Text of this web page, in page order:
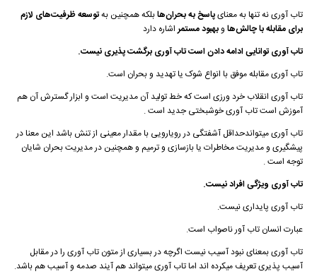
تاب آوری نه تنها به معنایپاسخ به بحران‌هابلکه همچنین بهتوسعه ظرفیت‌های لازم
برای مقابله با چالش‌ها وبهبود مستمراشاره دارد
تاب آوری توانایی ادامه دادن است تاب آوری برگشت پذیری نیست.
تاب آوری مقابله موفق با انواع شوک یا تهدید و بحران است.
تاب آوری انقلاب خرد ورزی است که خط تولید آن مدیریت است و ابزار گسترش آن هم
آموزش است تاب آوری خوشبختی جدید است .
تاب آوری میتواندحداقل آشفتگی در رویارویی با مقدار معینی از تنش باشد این معنا در
پیشگیری و مدیریت مخاطرات یا بازسازی و ترمیم و همچنین در مدیریت بحران شایان
توجه است .
تاب آوری ویژگی افراد نیست.
تاب آوری پایداری نیست.
عبارت انسان تاب آور ناصواب است.
تاب آوری بمعنای نبود آسیب نیست اگرچه در بسیاری از متون تاب آوری را در مقابل
آسیب پذیری تعریف میکرده اند اما تاب آوری میتواند هم آیند صدمه و آسیب هم باشد.